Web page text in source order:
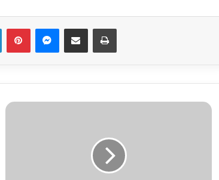
LinkedInPinterestMessenger
E-Mail ile paylaş Yazdır
25.02.2019